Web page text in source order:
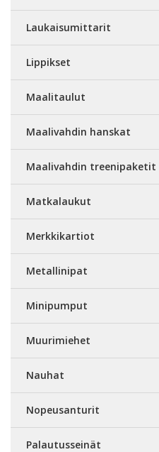
Laukaisumittarit
Lippikset
Maalitaulut
Maalivahdin hanskat
Maalivahdin treenipaketit
Matkalaukut
Merkkikartiot
Metallinipat
Minipumput
Muurimiehet
Nauhat
Nopeusanturit
Palautusseinät